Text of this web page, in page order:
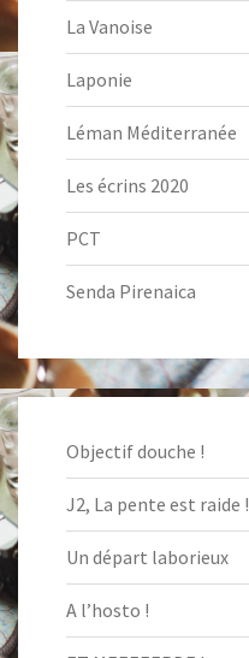
La Vanoise
Laponie
Léman Méditerranée
Les écrins 2020
PCT
Senda Pirenaica
Objectif douche !
J2, La pente est raide !
Un départ laborieux
A l’hosto !